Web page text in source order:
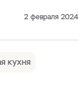
2 февраля 2024
кухня